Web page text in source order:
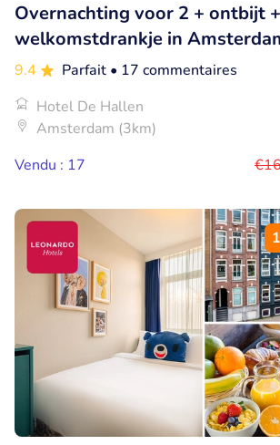
Overnachting voor 2 + ontbijt +
welkomstdrankje in
9.4 Parfait • 17 commentaires
Hotel De Hallen
Amsterdam (3km)
Vendu : 17